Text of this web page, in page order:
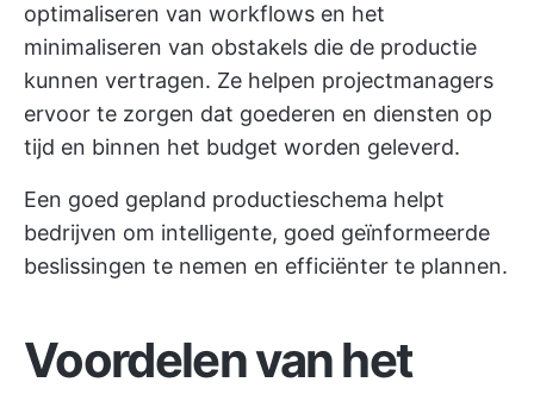
optimaliseren van workflows en het
minimaliseren van obstakels die de productie
kunnen vertragen. Ze helpen projectmanagers
ervoor te zorgen dat goederen en diensten op
tijd en binnen het budget worden geleverd.
Een goed gepland productieschema helpt
bedrijven om intelligente, goed geïnformeerde
beslissingen te nemen en efficiënter te plannen.
Voordelen van het